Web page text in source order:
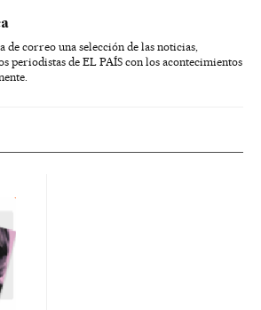
de correo una selección de las noticias,
periodistas de EL PAÍS con los acontecimientos